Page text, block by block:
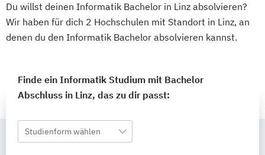
Du willst deinen Informatik Bachelor in Linz absolvieren?
Wir haben für dich 2 Hochschulen mit Standort in Linz, an
denen du den Informatik Bachelor absolvieren kannst.
Finde ein Informatik Studium mit Bachelor
Abschluss in Linz, das zu dir passt:
Studienform wählen